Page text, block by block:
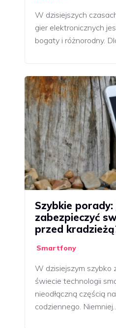
W dzisiejszych
gier elektronicznych
bogaty i różnorodny.
Szybkie porady:
zabezpieczyć
przed
Smartfony
W dzisiejszym szybko
świecie technologii
nieodłączną częścią
codziennego.